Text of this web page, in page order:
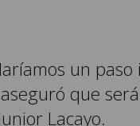
un
que
Lacayo.